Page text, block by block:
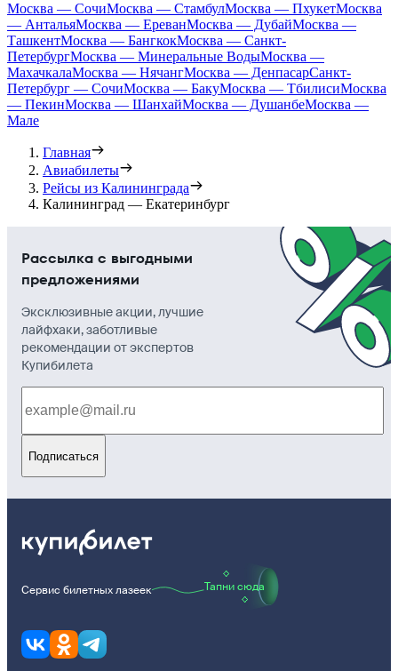
Москва — СочиМосква — СтамбулМосква — ПхукетМосква
— АнтальяМосква — ЕреванМосква — ДубайМосква —
ТашкентМосква — БангкокМосква — Санкт-
ПетербургМосква — Минеральные ВодыМосква —
МахачкалаМосква — НячангМосква — ДенпасарСанкт-
Петербург — СочиМосква — БакуМосква — ТбилисиМосква
— ПекинМосква — ШанхайМосква — ДушанбеМосква —
Мале
Главная
Авиабилеты
Рейсы из Калининграда
Калининград — Екатеринбург
Рассылка с выгодными
предложениями
Эксклюзивные акции, лучшие
лайфхаки, заботливые
рекомендации от экспертов
Купибилета
Подписаться
Сервис билетных лазеек Тапни сюда